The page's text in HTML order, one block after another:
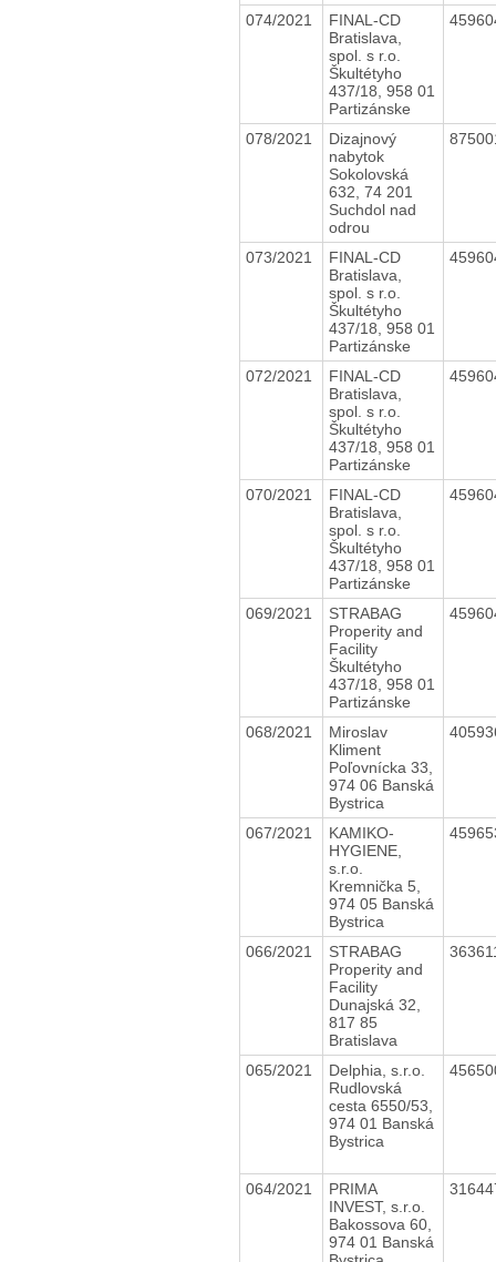
074/2021
FINAL-CD
Bratislava,
spol. s r.o.
Škultétyho
437/18, 958 01
Partizánske
078/2021
Dizajnový
nabytok
Sokolovská
632, 74 201
Suchdol nad
odrou
073/2021
FINAL-CD
Bratislava,
spol. s r.o.
Škultétyho
437/18, 958 01
Partizánske
072/2021
FINAL-CD
Bratislava,
spol. s r.o.
Škultétyho
437/18, 958 01
Partizánske
070/2021
FINAL-CD
Bratislava,
spol. s r.o.
Škultétyho
437/18, 958 01
Partizánske
069/2021
STRABAG
Properity and
Facility
Škultétyho
437/18, 958 01
Partizánske
068/2021
Miroslav
Kliment
Poľovnícka 33,
974 06 Banská
Bystrica
067/2021
KAMIKO-
HYGIENE,
s.r.o.
Kremnička 5,
974 05 Banská
Bystrica
066/2021
STRABAG
Properity and
Facility
Dunajská 32,
817 85
Bratislava
065/2021
Delphia, s.r.o.
Rudlovská
cesta 6550/53,
974 01 Banská
Bystrica
064/2021
PRIMA
INVEST, s.r.o.
Bakossova 60,
974 01 Banská